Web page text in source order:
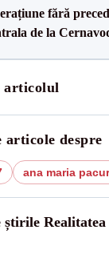
fără
de la
articolul
articole despre
ana maria
Realitatea